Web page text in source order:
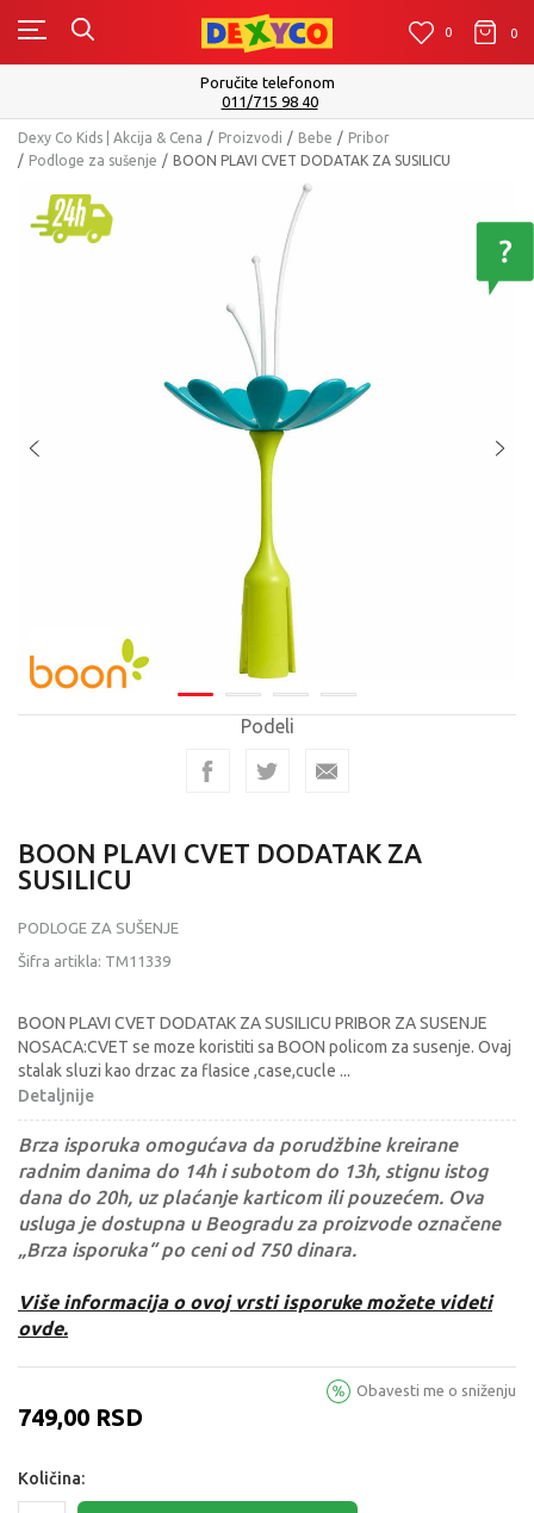
0 0 0
Poručite telefonom
011/715 98 40
Dexy Co Kids | Akcija & Cena Proizvodi Bebe
Pribor
Podloge za sušenje
BOON PLAVI CVET DODATAK ZA SUSILICU
Podeli
BOON PLAVI CVET DODATAK ZA
SUSILICU
PODLOGE ZA SUŠENJE
Šifra artikla: TM11339
BOON PLAVI CVET DODATAK ZA SUSILICU PRIBOR ZA SUSENJE
NOSACA:CVET se moze koristiti sa BOON policom za susenje. Ovaj
stalak sluzi kao drzac za flasice ,case,cucle ...
Detaljnije
Brza isporuka omogućava da porudžbine kreirane
radnim danima do 14h i subotom do 13h, stignu istog
dana do 20h, uz plaćanje karticom ili pouzećem. Ova
usluga je dostupna u Beogradu za proizvode označene
„Brza isporuka“ po ceni od 750 dinara.
Više informacija o ovoj vrsti isporuke možete videti
ovde.
749,00 RSD
Obavesti me o sniženju
Količina: